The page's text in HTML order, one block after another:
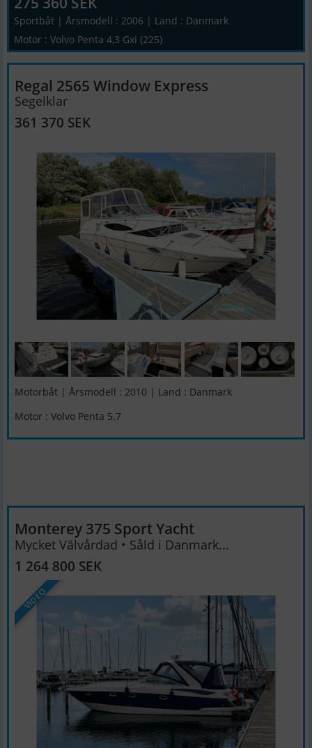
Sportbåt | Årsmodell : 2006 | Land : Danmark
Motor : Volvo Penta 4,3 Gxi (225)
Regal 2565 Window Express
Segelklar
361 370 SEK
Motorbåt | Årsmodell : 2010 | Land : Danmark
Motor : Volvo Penta 5.7
Monterey 375 Sport Yacht
Mycket Välvårdad • Såld i Danmark...
1 264 800 SEK
VIDEO